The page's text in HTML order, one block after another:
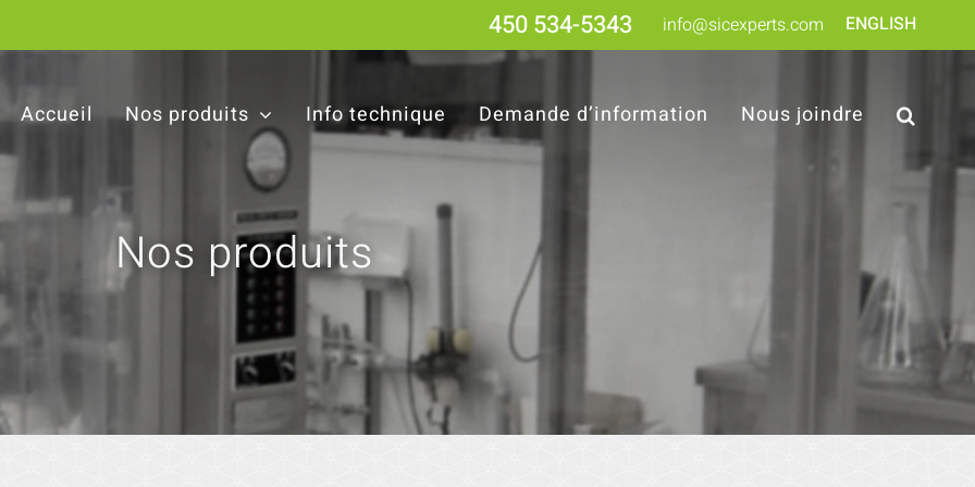
ENGLISH
450 534-5343 info@sicexperts.com
Accueil Nos produits Info technique Demande d’information Nous joindre
Nos produits